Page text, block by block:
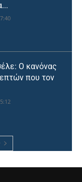
Ο κανόνας
που τον